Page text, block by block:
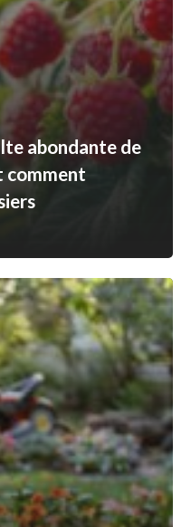
abondante de
comment